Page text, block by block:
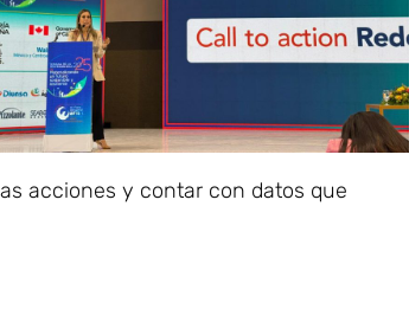
acciones y contar con datos que